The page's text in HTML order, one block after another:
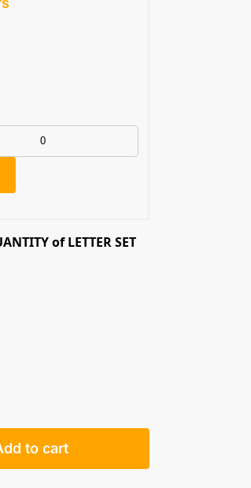
of LETTER SET
to cart